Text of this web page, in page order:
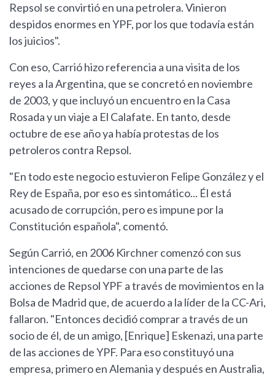
Repsol se convirtió en una petrolera. Vinieron
despidos enormes en YPF, por los que todavía están
los juicios".
Con eso, Carrió hizo referencia a una visita de los
reyes a la Argentina, que se concretó en noviembre
de 2003, y que incluyó un encuentro en la Casa
Rosada y un viaje a El Calafate. En tanto, desde
octubre de ese año ya había protestas de los
petroleros contra Repsol.
"En todo este negocio estuvieron Felipe González y el
Rey de España, por eso es sintomático... Él está
acusado de corrupción, pero es impune por la
Constitución española", comentó.
Según Carrió, en 2006 Kirchner comenzó con sus
intenciones de quedarse con una parte de las
acciones de Repsol YPF a través de movimientos en la
Bolsa de Madrid que, de acuerdo a la líder de la CC-Ari,
fallaron. "Entonces decidió comprar a través de un
socio de él, de un amigo, [Enrique] Eskenazi, una parte
de las acciones de YPF. Para eso constituyó una
empresa, primero en Alemania y después en Australia,